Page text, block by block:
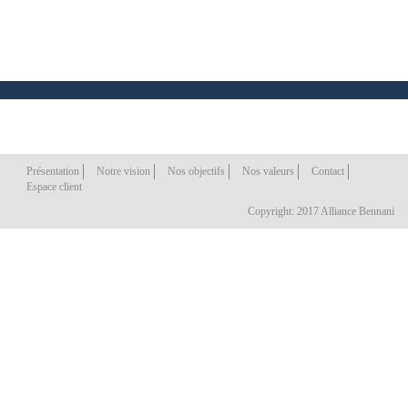
Présentation Notre vision Nos objectifs Nos valeurs
Contact
Espace client
Copyright: 2017 Alliance Bennani